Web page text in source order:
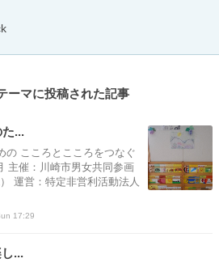
ーマに投稿された記事
...
の こころとこころをつなぐ
主催：川崎市男女共同参画
運営：特定非営利活動法人
17:29
...